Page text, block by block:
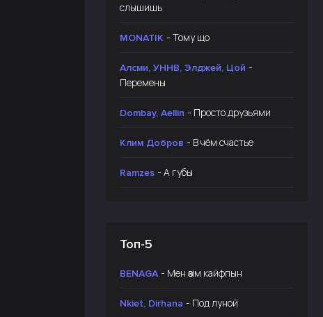
слышишь
MONATIK - Тому що
Алсми, УННВ, Элджей, Цой -
Перемены
Dombay, Aellin - Просто друзьями
Клим Добров - В чём счастье
Ramzes - А губы
Топ-5
BENAGA - Мен өзім кайфпын
Nkiet, Dirhana - Под луной